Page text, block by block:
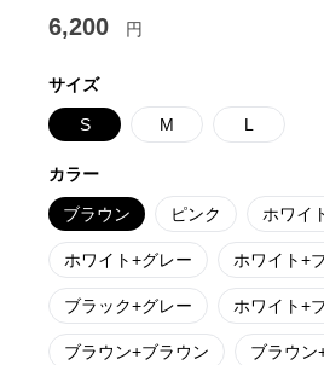
slide
6,200 円
サイズ
S M L
カラー
ブラウン ピンク ホワイ
ホワイト+グレー ホワイト+
ブラック+グレー ホワイト+
ブラウン+ブラウン ブラウン